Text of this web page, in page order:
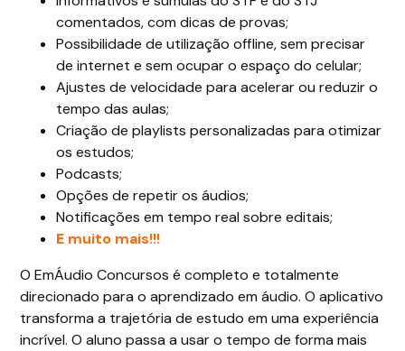
comentados, com dicas de provas;
Possibilidade de utilização offline, sem precisar
de internet e sem ocupar o espaço do celular;
Ajustes de velocidade para acelerar ou reduzir o
tempo das aulas;
Criação de playlists personalizadas para otimizar
os estudos;
Podcasts;
Opções de repetir os áudios;
Notificações em tempo real sobre editais;
E muito mais!!!
O EmÁudio Concursos é completo e totalmente
direcionado para o aprendizado em áudio. O aplicativo
transforma a trajetória de estudo em uma experiência
incrível. O aluno passa a usar o tempo de forma mais